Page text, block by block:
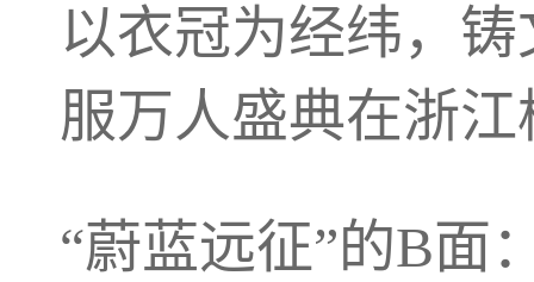
以衣冠为经纬，
服万人盛典在浙
“蔚蓝远征”的B面